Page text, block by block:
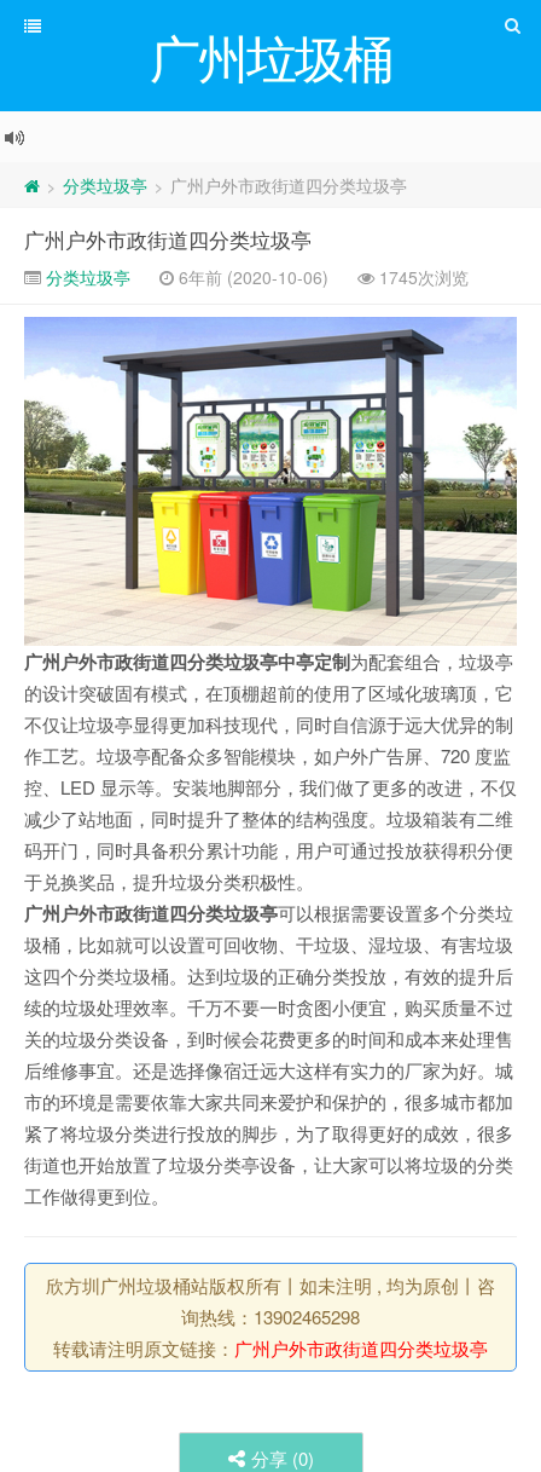
广州垃圾桶
> 分类垃圾亭 > 广州户外市政街道四分类垃圾亭
广州户外市政街道四分类垃圾亭
分类垃圾亭 6年前 (2020-10-06) 1745次浏览
广州户外市政街道四分类垃圾亭中亭定制为配套组合，垃圾亭
的设计突破固有模式，在顶棚超前的使用了区域化玻璃顶，它
不仅让垃圾亭显得更加科技现代，同时自信源于远大优异的制
作工艺。垃圾亭配备众多智能模块，如户外广告屏、720 度监
控、LED 显示等。安装地脚部分，我们做了更多的改进，不仅
减少了站地面，同时提升了整体的结构强度。垃圾箱装有二维
码开门，同时具备积分累计功能，用户可通过投放获得积分便
于兑换奖品，提升垃圾分类积极性。
广州户外市政街道四分类垃圾亭可以根据需要设置多个分类垃
圾桶，比如就可以设置可回收物、干垃圾、湿垃圾、有害垃圾
这四个分类垃圾桶。达到垃圾的正确分类投放，有效的提升后
续的垃圾处理效率。千万不要一时贪图小便宜，购买质量不过
关的垃圾分类设备，到时候会花费更多的时间和成本来处理售
后维修事宜。还是选择像宿迁远大这样有实力的厂家为好。城
市的环境是需要依靠大家共同来爱护和保护的，很多城市都加
紧了将垃圾分类进行投放的脚步，为了取得更好的成效，很多
街道也开始放置了垃圾分类亭设备，让大家可以将垃圾的分类
工作做得更到位。
欣方圳广州垃圾桶站版权所有丨如未注明 , 均为原创丨咨
询热线：13902465298
转载请注明原文链接： 广州户外市政街道四分类垃圾亭
分享 (0)